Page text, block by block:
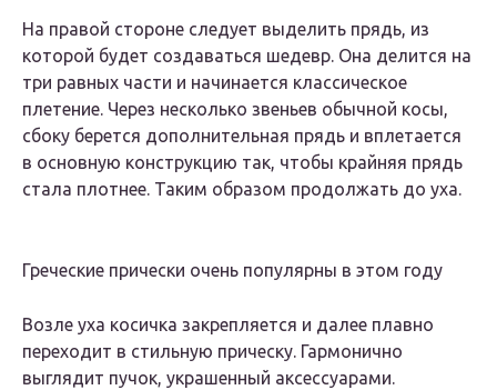
На правой стороне следует выделить прядь, из
которой будет создаваться шедевр. Она делится на
три равных части и начинается классическое
плетение. Через несколько звеньев обычной косы,
сбоку берется дополнительная прядь и вплетается
в основную конструкцию так, чтобы крайняя прядь
стала плотнее. Таким образом продолжать до уха.
Греческие прически очень популярны в этом году
Возле уха косичка закрепляется и далее плавно
переходит в стильную прическу. Гармонично
выглядит пучок, украшенный аксессуарами.